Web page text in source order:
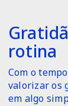
rotina
Com o
valorizar os
em algo